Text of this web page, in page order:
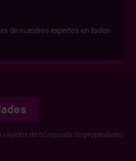
de nuestros expertos en todos
de búsqueda de propiedades